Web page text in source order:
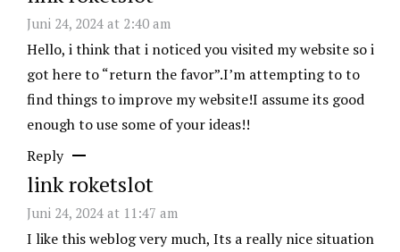
Juni 24, 2024 at 2:40 am
Hello, i think that i noticed you visited my website so i
got here to “return the favor”.I’m attempting to to
find things to improve my website!I assume its good
enough to use some of your ideas!!
Reply
link roketslot
Juni 24, 2024 at 11:47 am
I like this weblog very much, Its a really nice situation